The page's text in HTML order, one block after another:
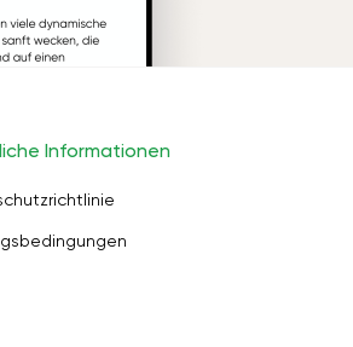
Informationen